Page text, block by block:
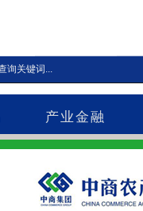
产业金融